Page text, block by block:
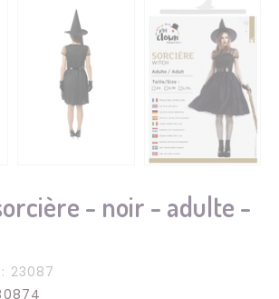
- noir - adulte -
: 23087